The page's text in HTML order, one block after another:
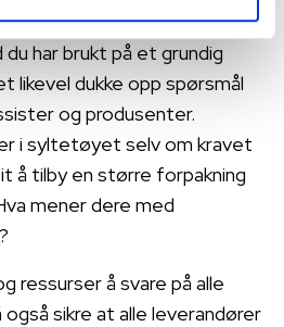
har brukt på et grundig
likevel dukke opp spørsmål
og produsenter.
i syltetøyet selv om kravet
å tilby en større forpakning
mener dere med
ressurser å svare på alle
sikre at alle leverandører